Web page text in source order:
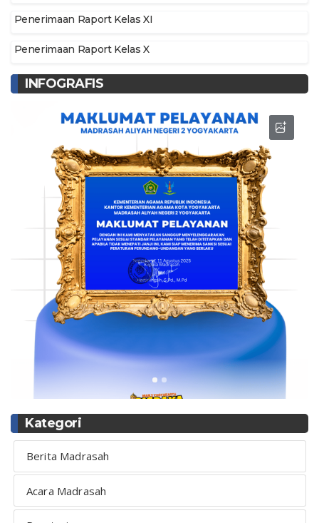
Penerimaan Raport Kelas XI
Penerimaan Raport Kelas X
INFOGRAFIS
Kategori
Berita Madrasah
Acara Madrasah